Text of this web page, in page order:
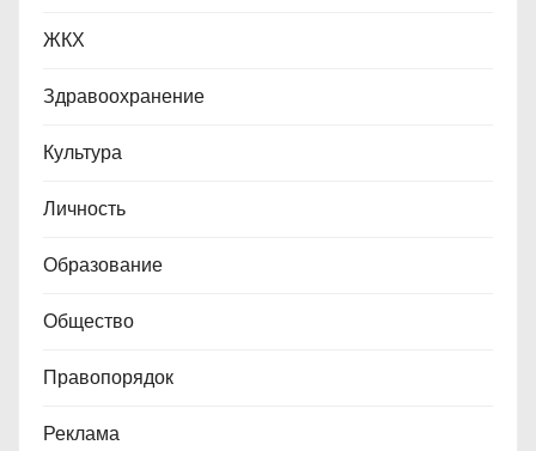
ЖКХ
Здравоохранение
Культура
Личность
Образование
Общество
Правопорядок
Реклама